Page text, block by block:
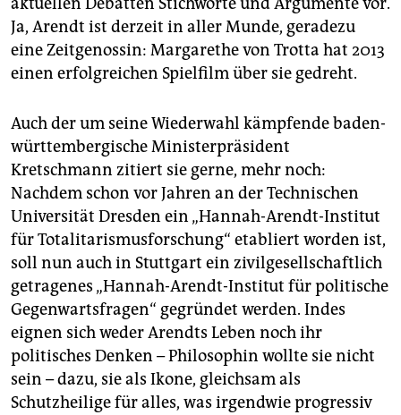
Ja, Arendt ist derzeit in aller Munde, geradezu
eine Zeitgenossin: Margarethe von Trotta hat 2013
einen erfolgreichen Spielfilm über sie gedreht.
Auch der um seine Wiederwahl kämpfende baden-
württembergische Ministerpräsident
Kretschmann zitiert sie gerne, mehr noch:
Nachdem schon vor Jahren an der Technischen
Universität Dresden ein „Hannah-Arendt-Institut
für Totalitarismusforschung“ etabliert worden ist,
soll nun auch in Stuttgart ein zivilgesellschaftlich
getragenes „Hannah-Arendt-Institut für politische
Gegenwartsfragen“ gegründet werden. Indes
eignen sich weder Arendts Leben noch ihr
politisches Denken – Philosophin wollte sie nicht
sein – dazu, sie als Ikone, gleichsam als
Schutzheilige für alles, was irgendwie progressiv